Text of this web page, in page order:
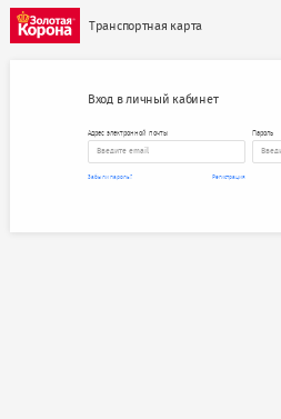
Транспортная карта
Вход в личный кабинет
Адрес электронной почты Пароль
Забыли пароль? Регистрация